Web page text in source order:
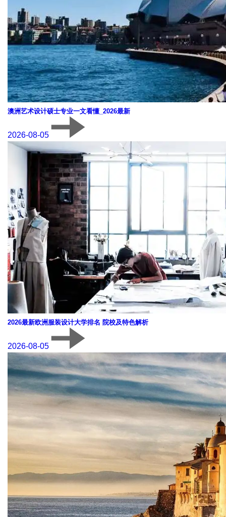
澳洲艺术设计硕士专业一文看懂_2026最新
2026-08-05
2026最新欧洲服装设计大学排名 院校及特色解析
2026-08-05